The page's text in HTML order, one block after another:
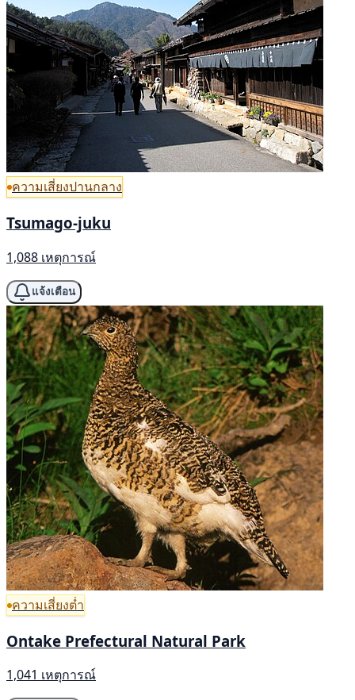
ความเสี่ยงปานกลาง
Tsumago-juku
1,088 เหตุการณ์
แจ้งเตือน
ความเสี่ยงต่ำ
Ontake Prefectural Natural Park
1,041 เหตุการณ์